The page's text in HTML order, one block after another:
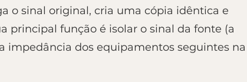
o sinal original, cria uma cópia idêntica e
principal função é isolar o sinal da fonte (a
impedância dos equipamentos seguintes na